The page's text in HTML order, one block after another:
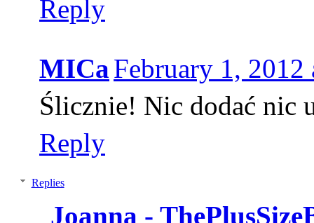
Reply
MICaFebruary 1, 2012
Ślicznie! Nic dodać nic
Reply
Replies
Joanna -